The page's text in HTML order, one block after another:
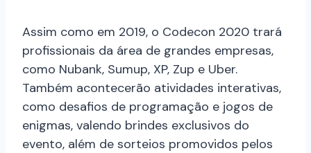
Assim como em 2019, o Codecon 2020 trará
profissionais da área de grandes empresas,
como Nubank, Sumup, XP, Zup e Uber.
Também acontecerão atividades interativas,
como desafios de programação e jogos de
enigmas, valendo brindes exclusivos do
evento, além de sorteios promovidos pelos